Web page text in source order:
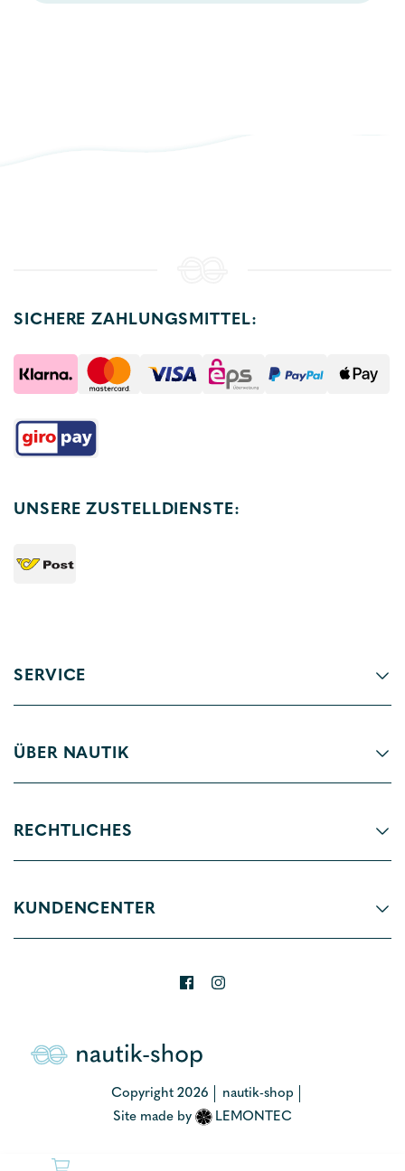
SICHERE ZAHLUNGSMITTEL:
UNSERE ZUSTELLDIENSTE:
SERVICE
ÜBER NAUTIK
RECHTLICHES
KUNDENCENTER
Copyright 2026
nautik-shop
Site made by
LEMONTEC